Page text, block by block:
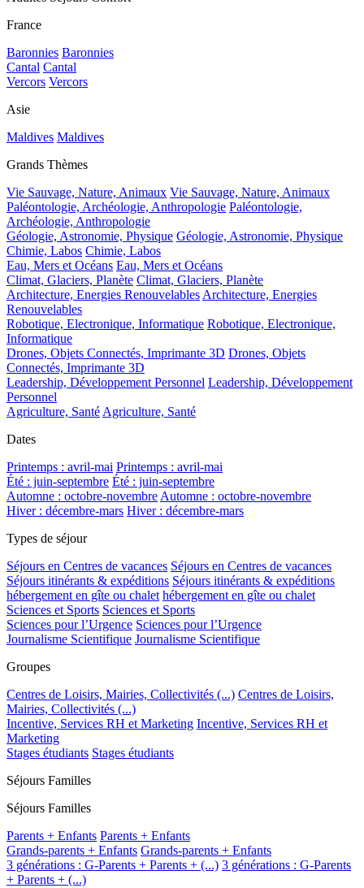
France
Baronnies Baronnies
Cantal Cantal
Vercors Vercors
Asie
Maldives Maldives
Grands Thèmes
Vie Sauvage, Nature, Animaux Vie Sauvage, Nature, Animaux
Paléontologie, Archéologie, Anthropologie Paléontologie,
Archéologie, Anthropologie
Géologie, Astronomie, Physique Géologie, Astronomie, Physique
Chimie, Labos Chimie, Labos
Eau, Mers et Océans Eau, Mers et Océans
Climat, Glaciers, Planète Climat, Glaciers, Planète
Architecture, Energies RenouvelablesArchitecture, Energies
Renouvelables
Robotique, Electronique, Informatique Robotique, Electronique,
Informatique
Drones, Objets Connectés, Imprimante 3D Drones, Objets
Connectés, Imprimante 3D
Leadership, Développement Personnel Leadership, Développement
Personnel
Agriculture, SantéAgriculture, Santé
Dates
Printemps : avril-mai Printemps : avril-mai
Été : juin-septembre Été : juin-septembre
Automne : octobre-novembreAutomne : octobre-novembre
Hiver : décembre-mars Hiver : décembre-mars
Types de séjour
Séjours en Centres de vacances Séjours en Centres de vacances
Séjours itinérants & expéditions Séjours itinérants & expéditions
hébergement en gîte ou chalet hébergement en gîte ou chalet
Sciences et Sports Sciences et Sports
Sciences pour l’Urgence Sciences pour l’Urgence
Journalisme Scientifique Journalisme Scientifique
Groupes
Centres de Loisirs, Mairies, Collectivités (...) Centres de Loisirs,
Mairies, Collectivités (...)
Incentive, Services RH et Marketing Incentive, Services RH et
Marketing
Stages étudiants Stages étudiants
Séjours Familles
Séjours Familles
Parents + Enfants Parents + Enfants
Grands-parents + Enfants Grands-parents + Enfants
3 générations : G-Parents + Parents + (...) 3 générations : G-Parents
+ Parents + (...)